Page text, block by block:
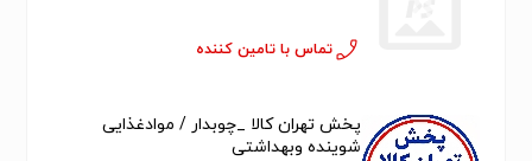
تماس با تامین کننده
پخش تهران کالا _چوبدار / مواد‌غذایی
شوینده وبهداشتی